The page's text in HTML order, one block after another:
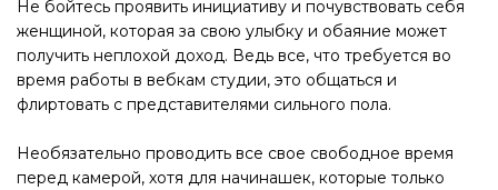
Не бойтесь проявить инициативу и почувствовать себя
женщиной, которая за свою улыбку и обаяние может
получить неплохой доход. Ведь все, что требуется во
время работы в вебкам студии, это общаться и
флиртовать с представителями сильного пола.
Необязательно проводить все свое свободное время
перед камерой, хотя для начинашек, которые только